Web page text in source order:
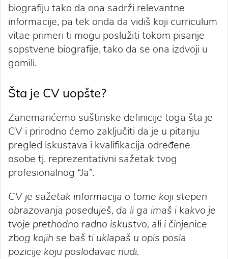
biografiju tako da ona sadrži relevantne
informacije, pa tek onda da vidiš koji curriculum
vitae primeri ti mogu poslužiti tokom pisanje
sopstvene biografije, tako da se ona izdvoji u
gomili.
Šta je CV uopšte?
Zanemarićemo suštinske definicije toga šta je
CV i prirodno ćemo zaključiti da je u pitanju
pregled iskustava i kvalifikacija određene
osobe tj. reprezentativni sažetak tvog
profesionalnog “Ja”.
CV je sažetak informacija o tome koji stepen
obrazovanja poseduješ, da li ga imaš i kakvo je
tvoje prethodno radno iskustvo, ali i činjenice
zbog kojih se baš ti uklapaš u opis posla
pozicije koju poslodavac nudi.